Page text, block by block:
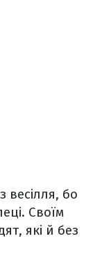
весілля, бо
Своїм
які й без